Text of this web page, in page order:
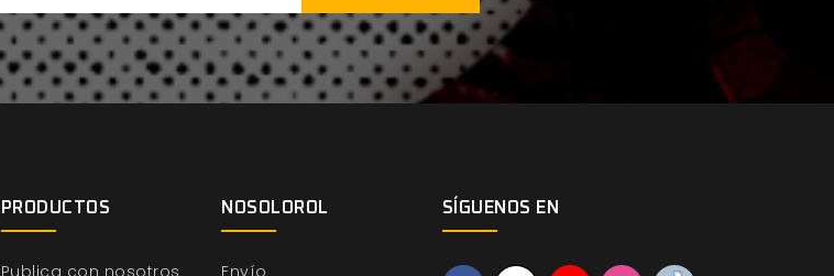
PRODUCTOS
Publica con nosotros
NOSOLOROL
Envío
SÍGUENOS EN